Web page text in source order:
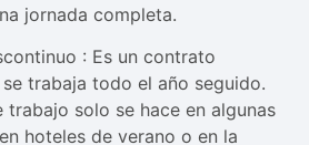
jornada completa.
: Es un contrato
trabaja todo el año seguido.
trabajo solo se hace en algunas
hoteles de verano o en la